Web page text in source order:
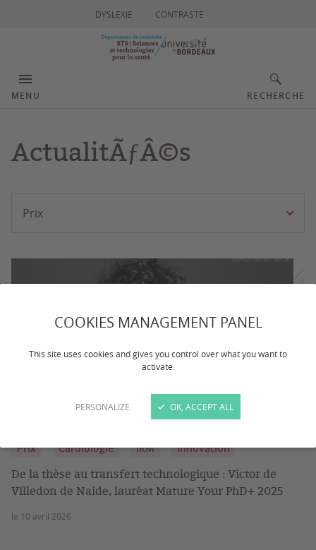
COOKIES MANAGEMENT PANEL
This site uses cookies and gives you control over what you want to
activate.
PERSONALIZE OK, ACCEPT ALL
DYSLEXIE CONTRASTE
MENU RECHERCHE
ActualitÃƒÂ©s
Prix
Prix Cardiologie IRM Innovation
De la thèse au transfert technologique : Victor de
Villedon de Naide, lauréat Mature Your PhD+ 2025
le 10 avril 2026